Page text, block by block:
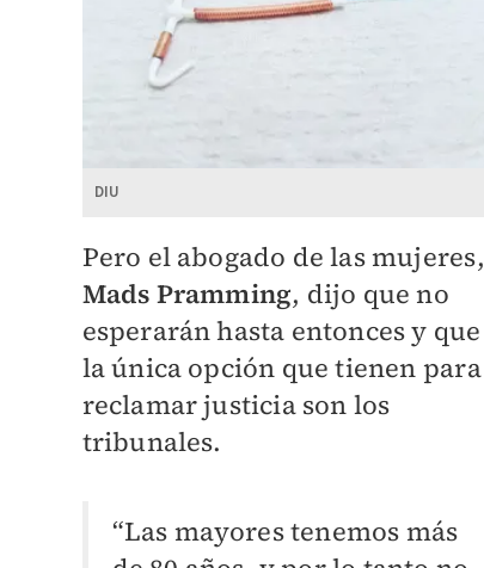
DIU
Pero el abogado de las mujeres,
Mads Pramming, dijo que no
esperarán hasta entonces y que
la única opción que tienen para
reclamar justicia son los
tribunales.
“Las mayores tenemos más